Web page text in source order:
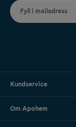
Fyll i mailadress
Kundservice
Om Apohem